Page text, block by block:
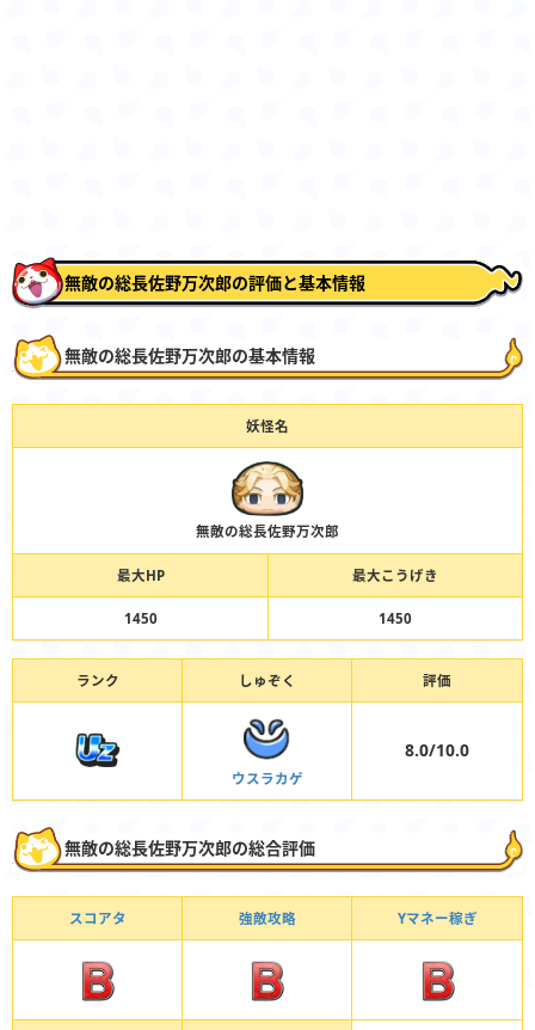
無敵の総長佐野万次郎の評価と基本情報
無敵の総長佐野万次郎の基本情報
妖怪名
無敵の総長佐野万次郎
最大HP 最大こうげき
1450 1450
ランク しゅぞく 評価
ウスラカゲ
8.0/10.0
無敵の総長佐野万次郎の総合評価
スコアタ 強敵攻略 Yマネー稼ぎ